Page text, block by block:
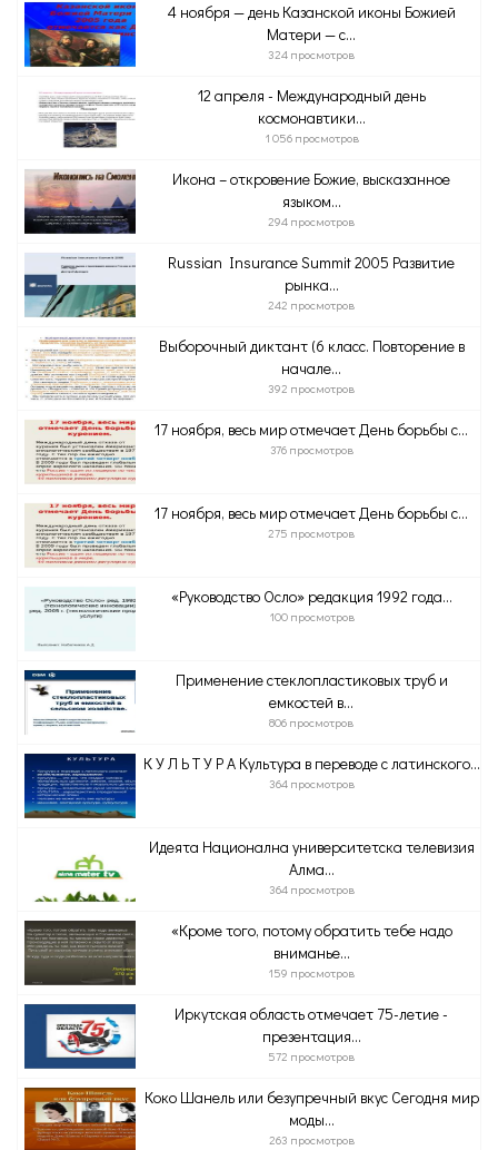
4 ноября — день Казанской иконы Божией
Матери — с...
324 просмотров
12 апреля - Международный день
космонавтики...
1 056 просмотров
Икона – откровение Божие, высказанное
языком...
294 просмотров
Russian Insurance Summit 2005 Развитие
рынка...
242 просмотров
Выборочный диктант (6 класс. Повторение в
начале...
392 просмотров
17 ноября, весь мир отмечает День борьбы с...
376 просмотров
17 ноября, весь мир отмечает День борьбы с...
275 просмотров
«Руководство Осло» редакция 1992 года...
100 просмотров
Применение стеклопластиковых труб и
емкостей в...
806 просмотров
К У Л Ь Т У Р А Культура в переводе с латинского...
364 просмотров
Идеята Национална университетска телевизия
Алма...
364 просмотров
«Кроме того, потому обратить тебе надо
вниманье...
159 просмотров
Иркутская область отмечает 75-летие -
презентация...
572 просмотров
Коко Шанель или безупречный вкус Сегодня мир
моды...
263 просмотров